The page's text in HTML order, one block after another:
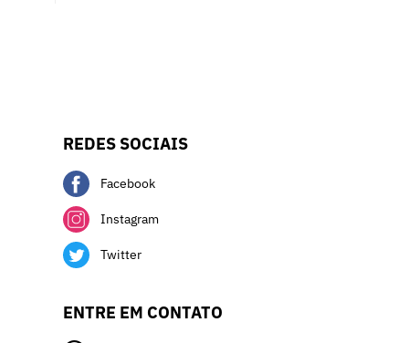
REDES SOCIAIS
Facebook
Instagram
Twitter
ENTRE EM CONTATO